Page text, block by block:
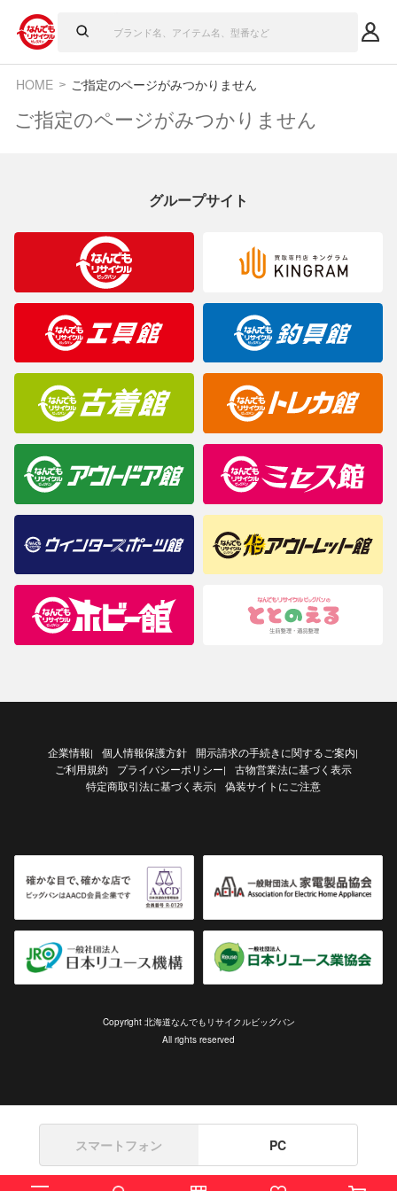
HOME ご指定のページがみつかりません
ご指定のページがみつかりません
グループサイト
企業情報| 個人情報保護方針 開示請求の手続きに関するご案内|
ご利用規約 プライバシーポリシー|
古物営業法に基づく表示
特定商取引法に基づく表示| 偽装サイトにご注意
Copyright 北海道なんでもリサイクルビッグバン
All rights reserved
スマートフォン PC